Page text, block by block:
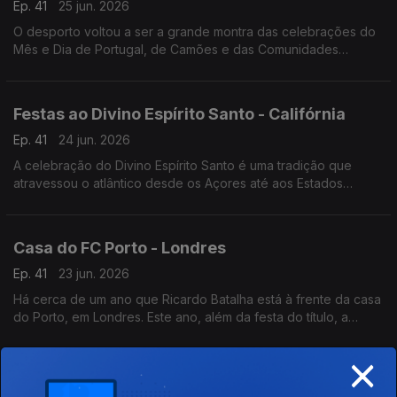
Ep. 41
25 jun. 2026
O desporto voltou a ser a grande montra das celebrações do
Mês e Dia de Portugal, de Camões e das Comunidades
Festas ao Divino Espírito Santo - Califórnia
Ep. 41
24 jun. 2026
A celebração do Divino Espírito Santo é uma tradição que
atravessou o atlântico desde os Açores até aos Estados
Casa do FC Porto - Londres
Ep. 41
23 jun. 2026
Há cerca de um ano que Ricardo Batalha está à frente da casa
do Porto, em Londres. Este ano, além da festa do título, a
a Southern Sunday Football League.
Centenário de Mário Miranda - Índia ×